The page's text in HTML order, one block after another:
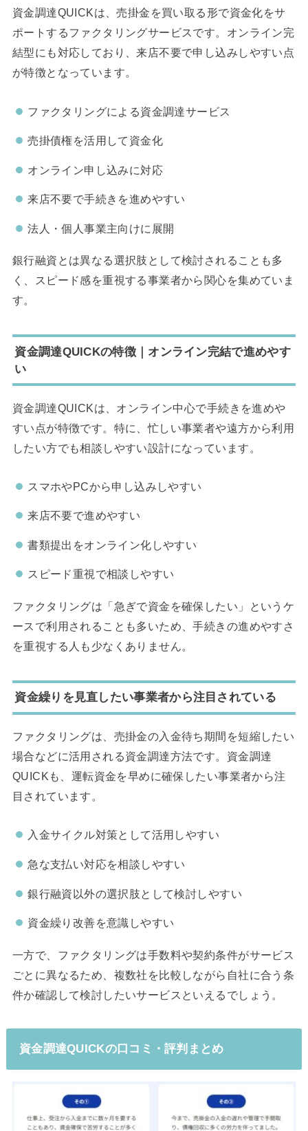
資金調達QUICKは、売掛金を買い取る形で資金化をサ
ポートするファクタリングサービスです。オンライン完
結型にも対応しており、来店不要で申し込みしやすい点
が特徴となっています。
ファクタリングによる資金調達サービス
売掛債権を活用して資金化
オンライン申し込みに対応
来店不要で手続きを進めやすい
法人・個人事業主向けに展開
銀行融資とは異なる選択肢として検討されることも多
く、スピード感を重視する事業者から関心を集めていま
す。
資金調達QUICKの特徴｜オンライン完結で進めやす
い
資金調達QUICKは、オンライン中心で手続きを進めや
すい点が特徴です。特に、忙しい事業者や遠方から利用
したい方でも相談しやすい設計になっています。
スマホやPCから申し込みしやすい
来店不要で進めやすい
書類提出をオンライン化しやすい
スピード重視で相談しやすい
ファクタリングは「急ぎで資金を確保したい」というケ
ースで利用されることも多いため、手続きの進めやすさ
を重視する人も少なくありません。
資金繰りを見直したい事業者から注目されている
ファクタリングは、売掛金の入金待ち期間を短縮したい
場合などに活用される資金調達方法です。資金調達
QUICKも、運転資金を早めに確保したい事業者から注
目されています。
入金サイクル対策として活用しやすい
急な支払い対応を相談しやすい
銀行融資以外の選択肢として検討しやすい
資金繰り改善を意識しやすい
一方で、ファクタリングは手数料や契約条件がサービス
ごとに異なるため、複数社を比較しながら自社に合う条
件か確認して検討したいサービスといえるでしょう。
資金調達QUICKの口コミ・評判まとめ